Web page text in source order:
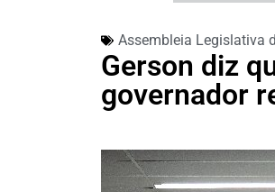
Assembleia Legislativa
Gerson diz
governador